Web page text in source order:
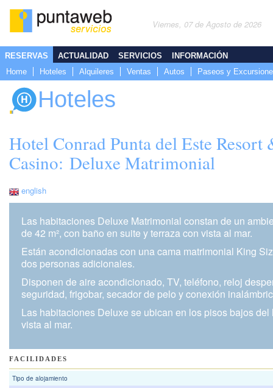
Viernes, 07 de Agosto de 2026
RESERVAS
Home
Hoteles Alquileres Ventas Autos Paseos y
ACTUALIDAD SERVICIOS INFORMACIÓN
Hoteles
Hotel Conrad Punta del Este Resort
Casino: Deluxe Matrimonial
english
Las habitaciones Deluxe Matrimonial constan de un
de 42 m², con baño en suite y terraza con vista al mar.
Están acondicionadas con una cama matrimonial King
dos personas adicionales.
Disponen de aire acondicionado, TV, teléfono, reloj
seguridad, frigobar, secador de pelo y conexión
Las habitaciones Deluxe se ubican en los pisos bajos del
vista al mar.
FACILIDADES
Tipo de alojamiento